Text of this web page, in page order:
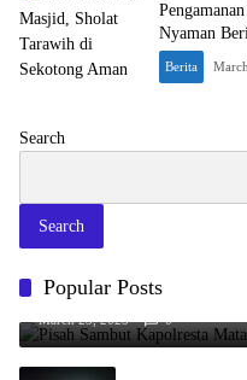
Nyaman
Berita
Search
Search
Popular Posts
Kota
March 23, 2025 0